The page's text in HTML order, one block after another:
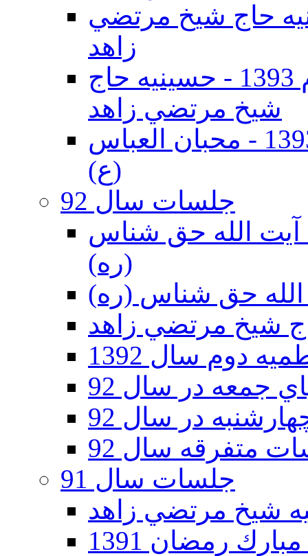
دوم 93 - حسينيه حاج شيخ مرتضي
زاهد
جلسات دهه اول محرم الحرام 1393 - حسينيه حاج
شيخ مرتضي زاهد
جلسات دهه اول محرم الحرام 1393 - محبان العباس
(ع)
جلسات سال 92
92 - حسينيه آيت الله حق شناس
(ره)
دوم سال 1392
جمعه در سال 92
در سال 92
متفرقه سال 92
جلسات سال 91
رمضان 1391